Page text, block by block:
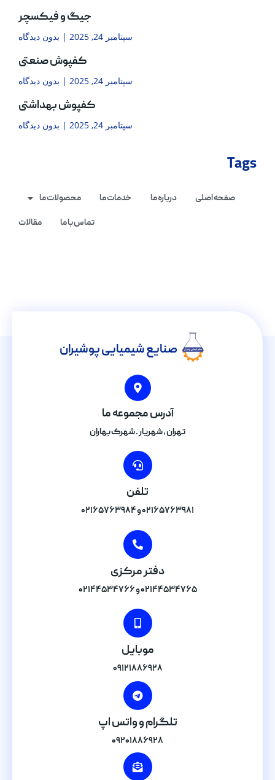
جیگ و فیکسچر
سپتامبر 24, 2025 بدون دیدگاه
کفپوش صنعتی
سپتامبر 24, 2025 بدون دیدگاه
کفپوش بهداشتی
سپتامبر 24, 2025 بدون دیدگاه
Tags
صفحه اصلی درباره ما خدمات ما
محصولات ما
تماس با ما
مقالات
صنایع شیمیایی پوشیران
آدرس مجموعه ما
تهران , شهریار . شهرک بهاران
تلفن
۰۲۱۶۵۷۶۳۹۸۱ و ۰۲۱۶۵۷۶۳۹۸۴
دفتر مرکزی
۰۲۱۴۴۵۳۴۷۶۵ و ۰۲۱۴۴۵۳۴۷۶۶
موبایل
۰۹۱۲۱۸۸۶۹۲۸
تلگرام و واتس اپ
۰۹۲۰۱۸۸۶۹۲۸